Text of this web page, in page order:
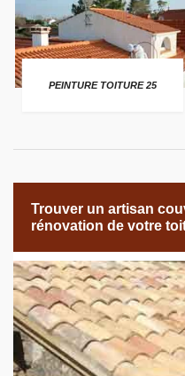
PEINTURE TOITURE 25
Trouver un artisan
rénovation de votre